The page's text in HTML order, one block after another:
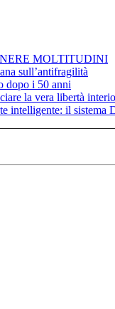
MOLTITUDINI
sull’antifragilità
dopo i 50 anni
la vera libertà
intelligente: il sistema